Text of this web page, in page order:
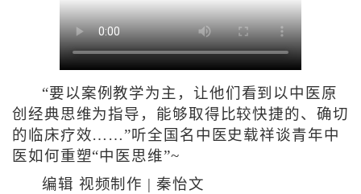
“要以案例教学为主，让他们看到以中医原
创经典思维为指导，能够取得比较快捷的、确切
的临床疗效……”听全国名中医史载祥谈青年中
医如何重塑“中医思维”~
编辑 视频制作 | 秦怡文